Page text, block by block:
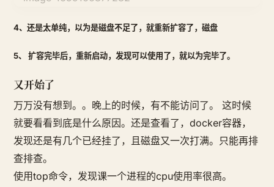
4、还是太单纯，以为是磁盘不足了，就重新扩容了，磁盘
5、 扩容完毕后，重新启动，发现可以使用了，就以为完毕了。
又开始了
万万没有想到。。晚上的时候，有不能访问了。 这时候
就要看看到底是什么原因。还是查看了，docker容器，
发现还是有几个已经挂了，且磁盘又一次打满。只能再排
查排查。
使用top命令，发现课一个进程的cpu使用率很高。